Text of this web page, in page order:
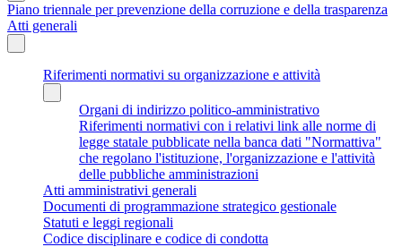
Piano triennale per prevenzione della corruzione e della trasparenza
Atti generali
Riferimenti normativi su organizzazione e attività
Organi di indirizzo politico-amministrativo
Riferimenti normativi con i relativi link alle norme di
legge statale pubblicate nella banca dati "Normattiva"
che regolano l'istituzione, l'organizzazione e l'attività
delle pubbliche amministrazioni
Atti amministrativi generali
Documenti di programmazione strategico gestionale
Statuti e leggi regionali
Codice disciplinare e codice di condotta